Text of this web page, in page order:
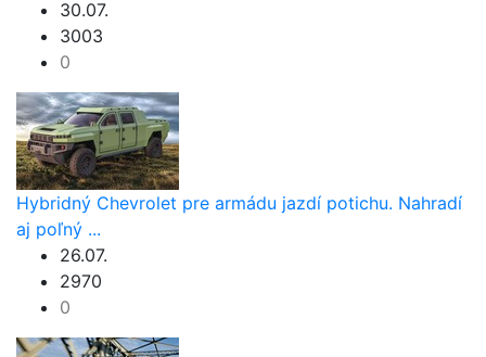
30.07.
3003
0
Hybridný Chevrolet pre armádu jazdí potichu. Nahradí
aj poľný ...
26.07.
2970
0